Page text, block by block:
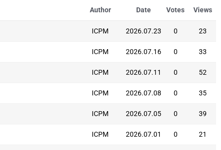
Author Date Votes Views
ICPM 2026.07.23 0 23
ICPM 2026.07.16 0 33
ICPM 2026.07.11 0 52
ICPM 2026.07.08 0 35
ICPM 2026.07.05 0 39
ICPM 2026.07.01 0 21